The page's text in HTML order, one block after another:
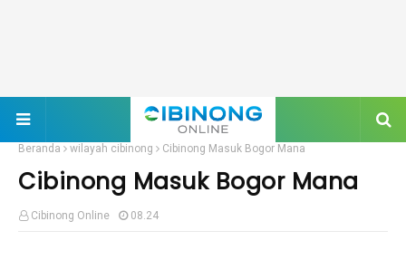
Beranda wilayah cibinong Cibinong Masuk Bogor Mana
Cibinong Masuk Bogor Mana
Cibinong Online 08.24